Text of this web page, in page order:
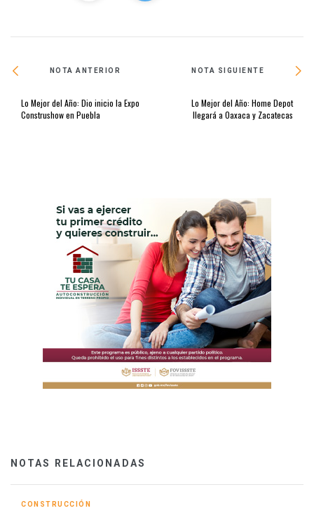
NOTA ANTERIOR
Lo Mejor del Año: Dio inicio la Expo
Construshow en Puebla
NOTA SIGUIENTE
Lo Mejor del Año: Home Depot
llegará a Oaxaca y Zacatecas
NOTAS RELACIONADAS
CONSTRUCCIÓN